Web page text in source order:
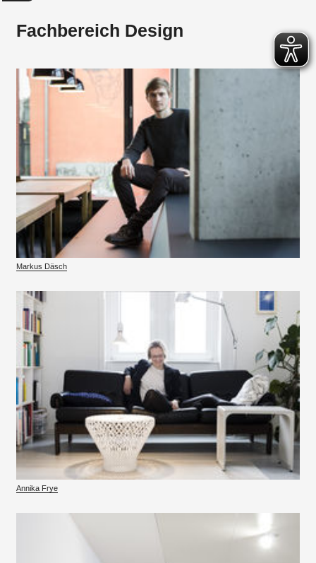
Fachbereich Design
Markus Däsch
Annika Frye